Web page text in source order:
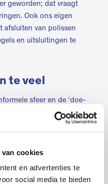
cookies
en advertenties te
social media te bieden
geworden; dat vraagt
Ook ons eigen
afsluiten van polissen
en uitsluitingen te
te veel
sfeer en de ‘doe-
de branche. Die staan
een jaargesprek naar
uitkeek en hebben we
kwam ik bij een